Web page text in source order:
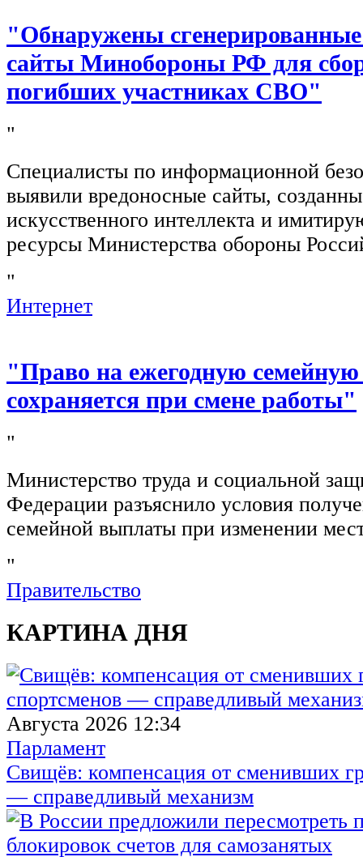
"Обнаружены
сайты Минобороны РФ для
погибших участниках СВО"
"
Специалисты по информационной
выявили вредоносные сайты,
искусственного интеллекта и
ресурсы Министерства обороны
"
Интернет
"Право на ежегодную
сохраняется при смене работы"
"
Министерство труда и социальной
Федерации разъяснило условия
семейной выплаты при изменении
"
Правительство
КАРТИНА ДНЯ
Августа 2026 12:34
Парламент
Свищёв: компенсация от сменивших
— справедливый механизм